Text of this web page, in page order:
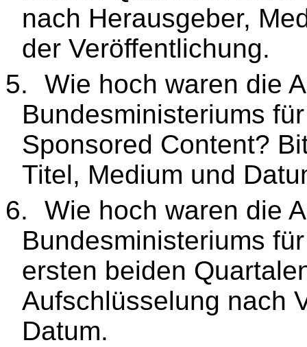
nach Herausgeber,
der Veröffentlichung.
5.
Wie hoch waren die
Bundesministeriums
Sponsored Content?
Titel, Medium und
6.
Wie hoch waren die
Bundesministeriums
ersten beiden
Aufschlüsselung nach
Datum.